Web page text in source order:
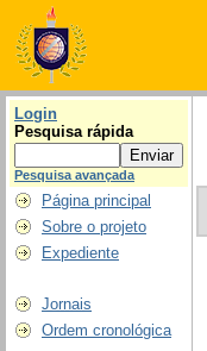
Login
Pesquisa rápida
Pesquisa avançada
Página principal
Sobre o projeto
Expediente
Jornais
Ordem cronológica